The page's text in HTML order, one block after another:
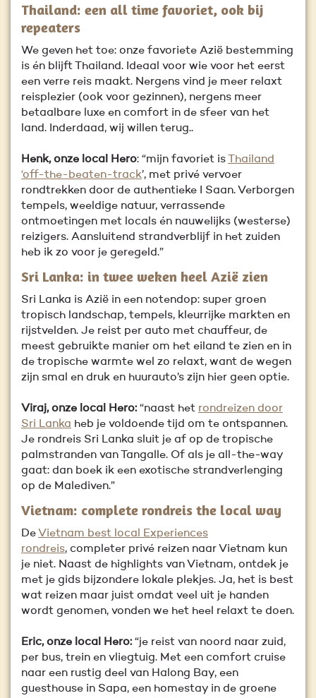
Thailand: een all time favoriet, ook bij
repeaters
We geven het toe: onze favoriete Azië bestemming
is én blijft Thailand. Ideaal voor wie voor het eerst
een verre reis maakt. Nergens vind je meer relaxt
reisplezier (ook voor gezinnen), nergens meer
betaalbare luxe en comfort in de sfeer van het
land. Inderdaad, wij willen terug..
Henk, onze local Hero: “mijn favoriet is
Thailand
‘off-the-beaten-track’, met privé vervoer
rondtrekken door de authentieke I Saan. Verborgen
tempels, weeldige natuur, verrassende
ontmoetingen met locals én nauwelijks (westerse)
reizigers. Aansluitend strandverblijf in het zuiden
heb ik zo voor je geregeld.”
Sri Lanka: in twee weken heel Azië zien
Sri Lanka is Azië in een notendop: super groen
tropisch landschap, tempels, kleurrijke markten en
rijstvelden. Je reist per auto met chauffeur, de
meest gebruikte manier om het eiland te zien en in
de tropische warmte wel zo relaxt, want de wegen
zijn smal en druk en huurauto’s zijn hier geen optie.
Viraj, onze local Hero: “naast het rondreizen door
Sri Lanka heb je voldoende tijd om te ontspannen.
Je rondreis Sri Lanka sluit je af op de tropische
palmstranden van Tangalle. Of als je all-the-way
gaat: dan boek ik een exotische strandverlenging
op de Malediven.”
Vietnam: complete rondreis the local way
De Vietnam best local Experiences
rondreis, completer privé reizen naar Vietnam kun
je niet. Naast de highlights van Vietnam, ontdek je
met je gids bijzondere lokale plekjes. Ja, het is best
wat reizen maar juist omdat veel uit je handen
wordt genomen, vonden we het heel relaxt te doen.
Eric, onze local Hero: “je reist van noord naar zuid,
per bus, trein en vliegtuig. Met een comfort cruise
naar een rustig deel van Halong Bay, een
guesthouse in Sapa, een homestay in de groene